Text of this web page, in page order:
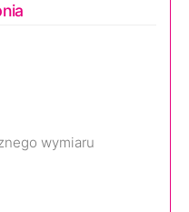
wymiaru